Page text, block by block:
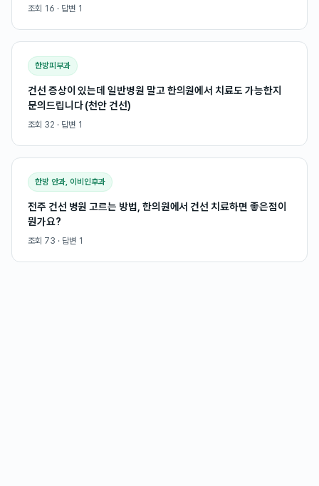
조회 16 · 답변 1
한방피부과
건선 증상이 있는데 일반병원 말고 한의원에서 치료도 가능한지
문의드립니다 (천안 건선)
조회 32 · 답변 1
한방 안과, 이비인후과
전주 건선 병원 고르는 방법, 한의원에서 건선 치료하면 좋은점이
뭔가요?
조회 73 · 답변 1